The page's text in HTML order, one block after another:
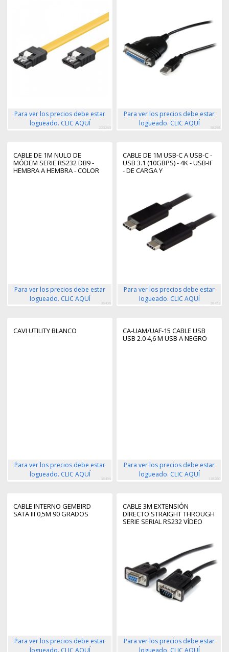
Para ver los precios debe estar
logueado. CLIC AQUÍ
223265
Para ver los precios debe estar
logueado. CLIC AQUÍ
38298
CABLE DE 1M NULO DE
MÓDEM SERIE RS232 DB9 -
HEMBRA A HEMBRA - COLOR
Para ver los precios debe estar
logueado. CLIC AQUÍ
38406
CABLE DE 1M USB-C A USB-C -
USB 3.1 (10GBPS) - 4K - USB-IF
- DE CARGA Y
Para ver los precios debe estar
logueado. CLIC AQUÍ
38452
CAVI UTILITY BLANCO
Para ver los precios debe estar
logueado. CLIC AQUÍ
38496
CA-UAM/UAF-15 CABLE USB
USB 2.0 4,6 M USB A NEGRO
Para ver los precios debe estar
logueado. CLIC AQUÍ
118280
CABLE INTERNO GEMBIRD
SATA III 0,5M 90 GRADOS
Para ver los precios debe estar
logueado. CLIC AQUÍ
CABLE 3M EXTENSIÓN
DIRECTO STRAIGHT THROUGH
SERIE SERIAL RS232 VÍDEO
Para ver los precios debe estar
logueado. CLIC AQUÍ